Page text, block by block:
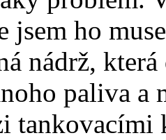
jsem ho
nádrž,
paliva a